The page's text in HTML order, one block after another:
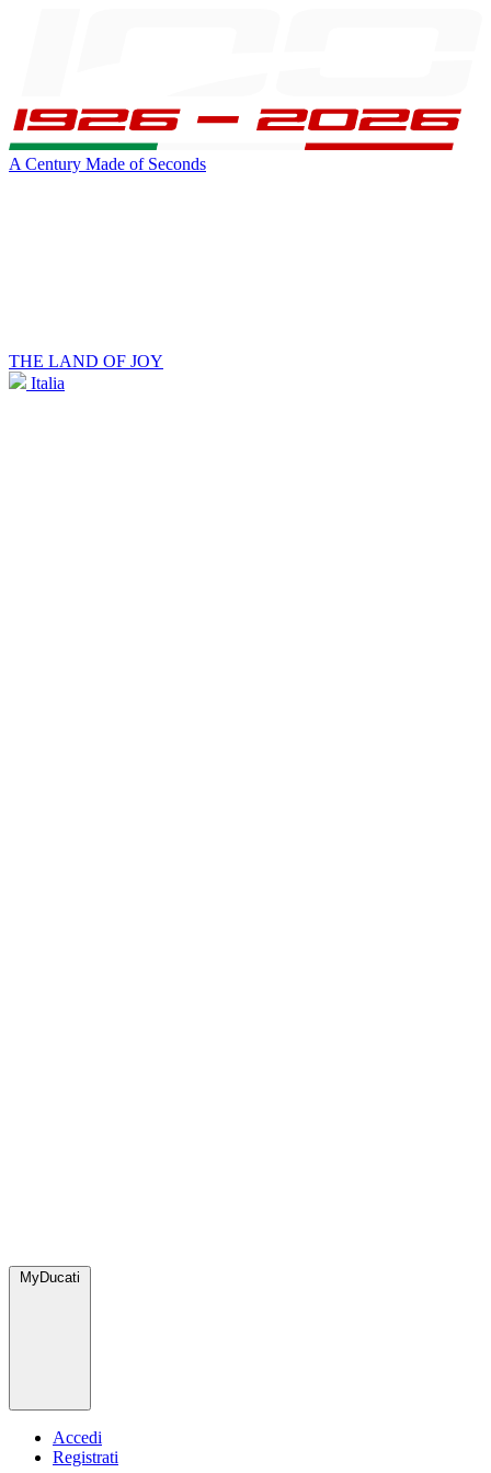
A Century Made of Seconds
THE LAND OF JOY
Italia
MyDucati
Accedi
Registrati